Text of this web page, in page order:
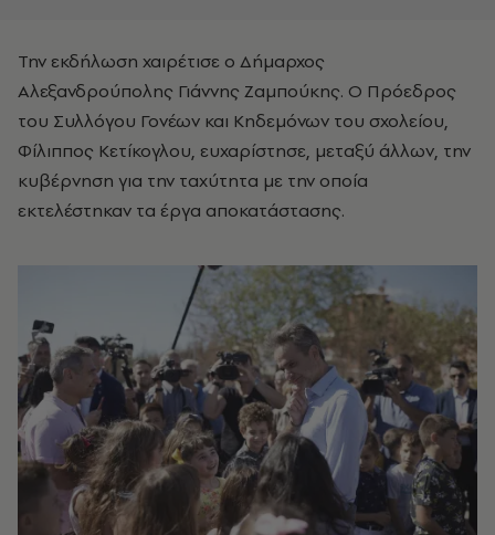
Την εκδήλωση χαιρέτισε ο Δήμαρχος
Αλεξανδρούπολης Γιάννης Ζαμπούκης. Ο Πρόεδρος
του Συλλόγου Γονέων και Κηδεμόνων του σχολείου,
Φίλιππος Κετίκογλου, ευχαρίστησε, μεταξύ άλλων, την
κυβέρνηση για την ταχύτητα με την οποία
εκτελέστηκαν τα έργα αποκατάστασης.